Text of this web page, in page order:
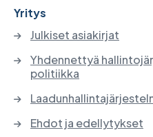
Yritys
Julkiset asiakirjat
Yhdennettyä
politiikka
Ehdot ja edellytykset